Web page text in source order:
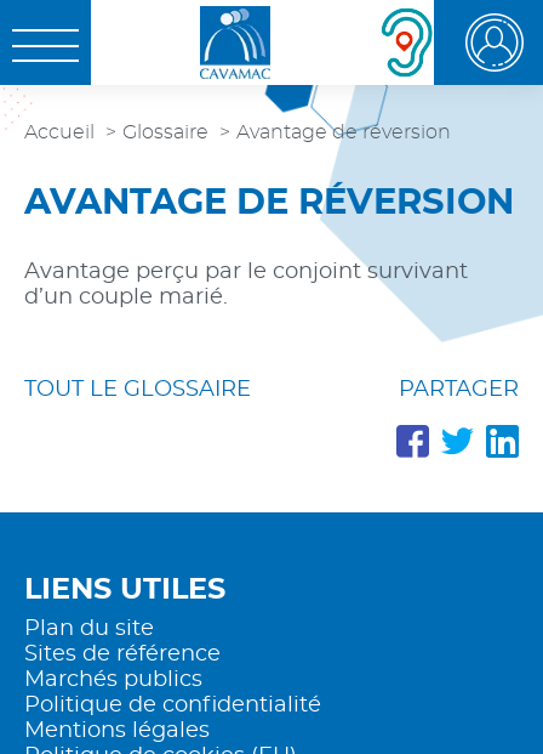
contenu
Aller au
menu
Aller à la
recherche
OUVRIR LE MENU
Accueil Glossaire Avantage de réversion
AVANTAGE DE RÉVERSION
Avantage perçu par le conjoint survivant
d’un couple marié.
TOUT LE GLOSSAIRE PARTAGER
LIENS UTILES
Plan du site
Sites de référence
Marchés publics
Politique de confidentialité
Mentions légales